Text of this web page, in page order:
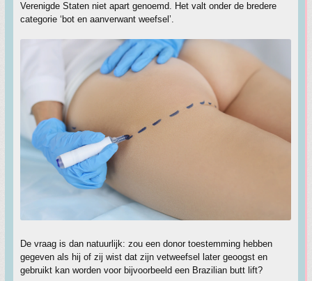
Verenigde Staten niet apart genoemd. Het valt onder de bredere
categorie ‘bot en aanverwant weefsel’.
De vraag is dan natuurlijk: zou een donor toestemming hebben
gegeven als hij of zij wist dat zijn vetweefsel later geoogst en
gebruikt kan worden voor bijvoorbeeld een Brazilian butt lift?